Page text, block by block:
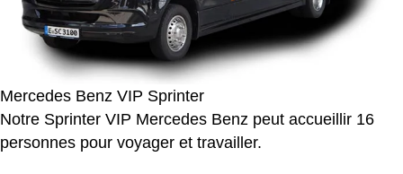
Mercedes Benz VIP Sprinter
Notre Sprinter VIP Mercedes Benz peut accueillir 16
personnes pour voyager et travailler.